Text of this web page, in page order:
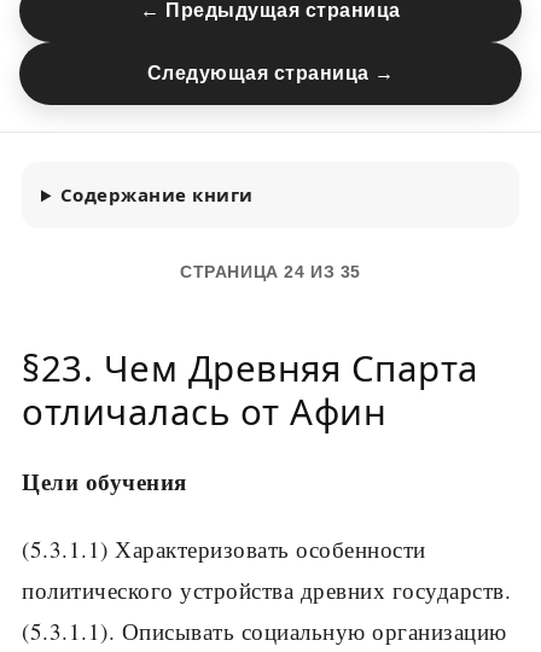
← Предыдущая страница
Следующая страница →
Содержание книги
СТРАНИЦА 24 ИЗ 35
§23. Чем Древняя Спарта
отличалась от Афин
Цели обучения
(5.3.1.1) Характеризовать особенности
политического устройства древних государств.
(5.3.1.1). Описывать социальную организацию